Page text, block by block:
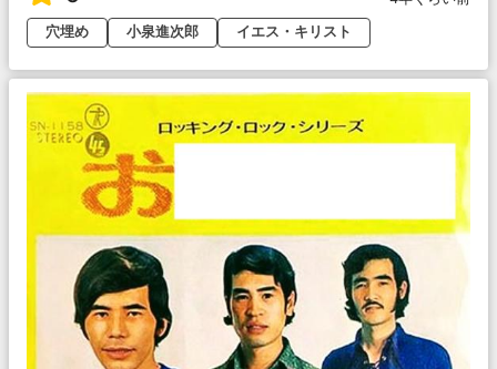
穴埋め
小泉進次郎 イエス・キリスト